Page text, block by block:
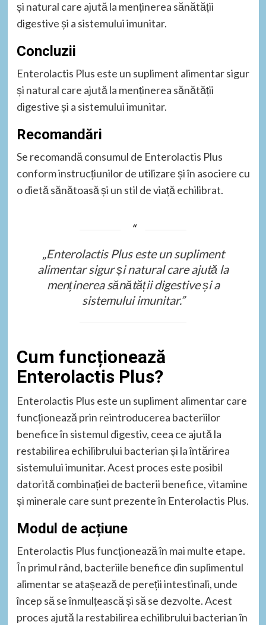
și natural care ajută la menținerea sănătății
digestive și a sistemului imunitar.
Concluzii
Enterolactis Plus este un supliment alimentar sigur
și natural care ajută la menținerea sănătății
digestive și a sistemului imunitar.
Recomandări
Se recomandă consumul de Enterolactis Plus
conform instrucțiunilor de utilizare și în asociere cu
o dietă sănătoasă și un stil de viață echilibrat.
„Enterolactis Plus este un supliment
alimentar sigur și natural care ajută la
menținerea sănătății digestive și a
sistemului imunitar.”
Cum funcționează
Enterolactis Plus?
Enterolactis Plus este un supliment alimentar care
funcționează prin reintroducerea bacteriilor
benefice în sistemul digestiv, ceea ce ajută la
restabilirea echilibrului bacterian și la întărirea
sistemului imunitar. Acest proces este posibil
datorită combinației de bacterii benefice, vitamine
și minerale care sunt prezente în Enterolactis Plus.
Modul de acțiune
Enterolactis Plus funcționează în mai multe etape.
În primul rând, bacteriile benefice din suplimentul
alimentar se atașează de pereții intestinali, unde
încep să se înmulțească și să se dezvolte. Acest
proces ajută la restabilirea echilibrului bacterian în